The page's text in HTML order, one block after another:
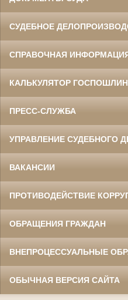
СУДЕБНОЕ
СПРАВОЧНАЯ
КАЛЬКУЛЯТОР
ПРЕСС-СЛУЖБА
УПРАВЛЕНИЕ СУДЕБНОГО
ВАКАНСИИ
ПРОТИВОДЕЙСТВИЕ
ОБРАЩЕНИЯ ГРАЖДАН
ВНЕПРОЦЕССУАЛЬНЫЕ
ОБЫЧНАЯ ВЕРСИЯ САЙТА